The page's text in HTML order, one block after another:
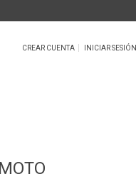
CREAR CUENTA INICIAR SESIÓN